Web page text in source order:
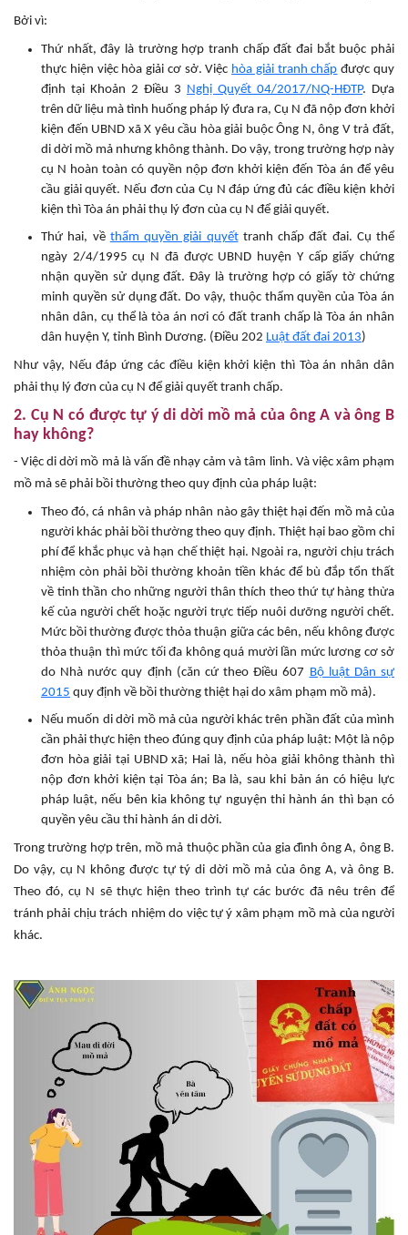
Bởi vì:
Thứ nhất, đây là trường hợp tranh chấp đất đai bắt buộc phải
thực hiện việc hòa giải cơ sở. Việc hòa giải tranh chấp được quy
định tại Khoản 2 Điều 3 Nghị Quyết 04/2017/NQ-HĐTP. Dựa
trên dữ liệu mà tình huống pháp lý đưa ra, Cụ N đã nộp đơn khởi
kiện đến UBND xã X yêu cầu hòa giải buộc Ông N, ông V trả đất,
di dời mồ mả nhưng không thành. Do vậy, trong trường hợp này
cụ N hoàn toàn có quyền nộp đơn khởi kiện đến Tòa án để yêu
cầu giải quyết. Nếu đơn của Cụ N đáp ứng đủ các điều kiện khởi
kiện thì Tòa án phải thụ lý đơn của cụ N để giải quyết.
Thứ hai, về thẩm quyền giải quyếttranh chấp đất đai. Cụ thể
ngày 2/4/1995 cụ N đã được UBND huyện Y cấp giấy chứng
nhận quyền sử dụng đất. Đây là trường hợp có giấy tờ chứng
minh quyền sử dụng đất. Do vậy, thuộc thẩm quyền của Tòa án
nhân dân, cụ thể là tòa án nơi có đất tranh chấp là Tòa án nhân
dân huyện Y, tỉnh Bình Dương. (Điều 202 Luật đất đai 2013)
Như vậy, Nếu đáp ứng các điều kiện khởi kiện thì Tòa án nhân dân
phải thụ lý đơn của cụ N để giải quyết tranh chấp.
2. Cụ N có được tự ý di dời mồ mả của ông A và ông B
hay không?
- Việc di dời mồ mả là vấn đề nhạy cảm và tâm linh. Và việc xâm phạm
mồ mả sẽ phải bồi thường theo quy định của pháp luật:
Theo đó, cá nhân và pháp nhân nào gây thiệt hại đến mồ mả của
người khác phải bồi thường theo quy định. Thiệt hại bao gồm chi
phí để khắc phục và hạn chế thiệt hại. Ngoài ra, người chịu trách
nhiệm còn phải bồi thường khoản tiền khác để bù đắp tổn thất
về tinh thần cho những người thân thích theo thứ tự hàng thừa
kế của người chết hoặc người trực tiếp nuôi dưỡng người chết.
Mức bồi thường được thỏa thuận giữa các bên, nếu không được
thỏa thuận thì mức tối đa không quá mười lần mức lương cơ sở
do Nhà nước quy định (căn cứ theo Điều 607 Bộ luật Dân sự
2015 quy định về bồi thường thiệt hại do xâm phạm mồ mả).
Nếu muốn di dời mồ mả của người khác trên phần đất của mình
cần phải thực hiện theo đúng quy định của pháp luật: Một là nộp
đơn hòa giải tại UBND xã; Hai là, nếu hòa giải không thành thì
nộp đơn khởi kiện tại Tòa án; Ba là, sau khi bản án có hiệu lực
pháp luật, nếu bên kia không tự nguyện thi hành án thì bạn có
quyền yêu cầu thi hành án di dời.
Trong trường hợp trên, mồ mả thuộc phần của gia đình ông A, ông B.
Do vậy, cụ N không được tự tý di dời mồ mả của ông A, và ông B.
Theo đó, cụ N sẽ thực hiện theo trình tự các bước đã nêu trên để
tránh phải chịu trách nhiệm do việc tự ý xâm phạm mồ mà của người
khác.